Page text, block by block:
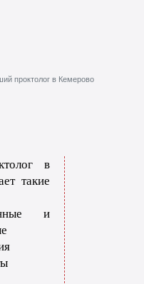
проктолог в Кемерово
в
такие
и